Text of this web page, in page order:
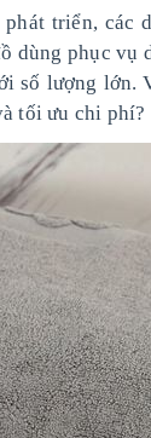
triển, các
dùng phục vụ
số lượng lớn.
tối ưu chi phí?